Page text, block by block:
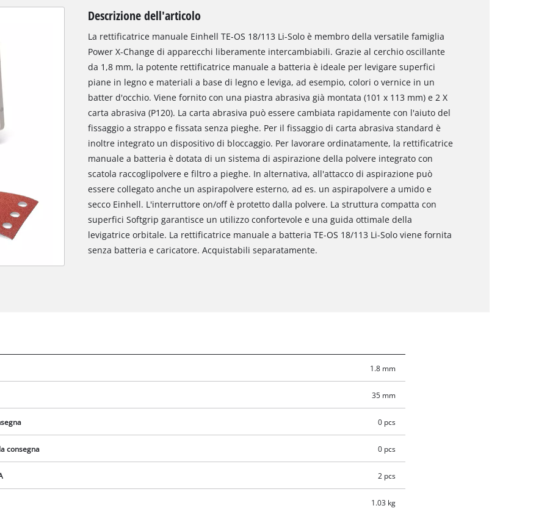
per caricare Google Maps!
Descrizione dell'articolo
La rettificatrice manuale Einhell TE-OS 18/113 Li-Solo è membro della versatile famiglia
Power X-Change di apparecchi liberamente intercambiabili. Grazie al cerchio oscillante
da 1,8 mm, la potente rettificatrice manuale a batteria è ideale per levigare superfici
piane in legno e materiali a base di legno e leviga, ad esempio, colori o vernice in un
batter d'occhio. Viene fornito con una piastra abrasiva già montata (101 x 113 mm) e 2 X
carta abrasiva (P120). La carta abrasiva può essere cambiata rapidamente con l'aiuto del
fissaggio a strappo e fissata senza pieghe. Per il fissaggio di carta abrasiva standard è
inoltre integrato un dispositivo di bloccaggio. Per lavorare ordinatamente, la rettificatrice
manuale a batteria è dotata di un sistema di aspirazione della polvere integrato con
scatola raccoglipolvere e filtro a pieghe. In alternativa, all'attacco di aspirazione può
essere collegato anche un aspirapolvere esterno, ad es. un aspirapolvere a umido e
secco Einhell. L'interruttore on/off è protetto dalla polvere. La struttura compatta con
superfici Softgrip garantisce un utilizzo confortevole e una guida ottimale della
levigatrice orbitale. La rettificatrice manuale a batteria TE-OS 18/113 Li-Solo viene fornita
senza batteria e caricatore. Acquistabili separatamente.
1.8 mm
35 mm
0 pcs
consegna 0 pcs
2 pcs
1.03 kg